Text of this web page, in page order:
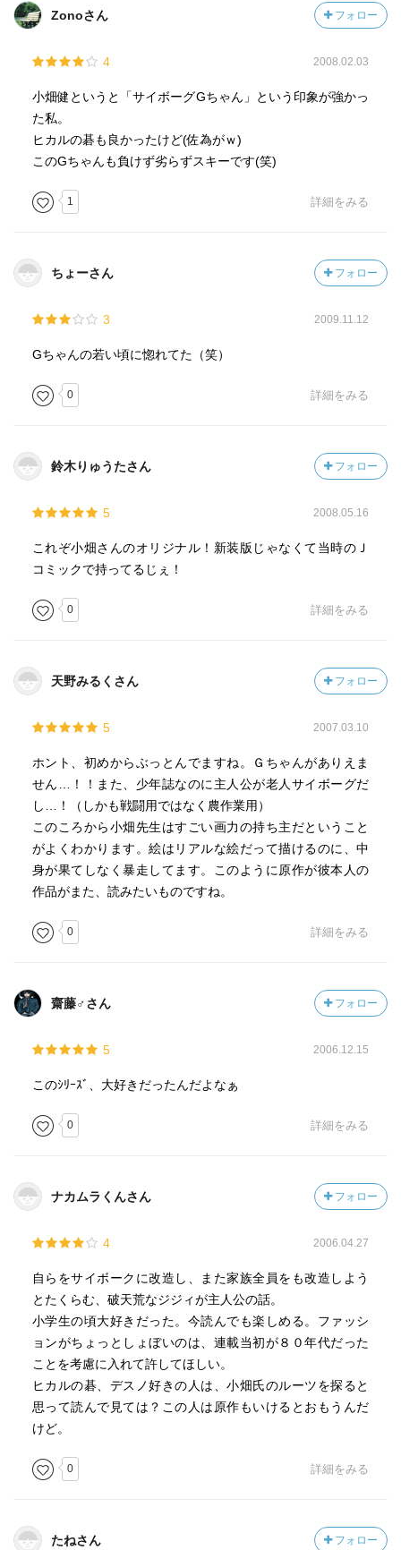
Zonoさん フォロー
4 2008.02.03
小畑健というと「サイボーグGちゃん」という印象が強かっ
た私。
ヒカルの碁も良かったけど(佐為がｗ)
このGちゃんも負けず劣らずスキーです(笑)
1 詳細をみる
ちょーさん フォロー
3 2009.11.12
Gちゃんの若い頃に惚れてた（笑）
0 詳細をみる
鈴木りゅうたさん フォロー
5 2008.05.16
これぞ小畑さんのオリジナル！新装版じゃなくて当時のＪ
コミックで持ってるじぇ！
0 詳細をみる
天野みるくさん フォロー
5 2007.03.10
ホント、初めからぶっとんでますね。Ｇちゃんがありえま
せん…！！また、少年誌なのに主人公が老人サイボーグだ
し…！（しかも戦闘用ではなく農作業用）
このころから小畑先生はすごい画力の持ち主だということ
がよくわかります。絵はリアルな絵だって描けるのに、中
身が果てしなく暴走してます。このように原作が彼本人の
作品がまた、読みたいものですね。
0 詳細をみる
齋藤♂さん フォロー
5 2006.12.15
このｼﾘｰｽﾞ、大好きだったんだよなぁ
0 詳細をみる
ナカムラくんさん フォロー
4 2006.04.27
自らをサイボークに改造し、また家族全員をも改造しよう
とたくらむ、破天荒なジジィが主人公の話。
小学生の頃大好きだった。今読んでも楽しめる。ファッシ
ョンがちょっとしょぼいのは、連載当初が８０年代だった
ことを考慮に入れて許してほしい。
ヒカルの碁、デスノ好きの人は、小畑氏のルーツを探ると
思って読んで見ては？この人は原作もいけるとおもうんだ
けど。
0 詳細をみる
たねさん フォロー